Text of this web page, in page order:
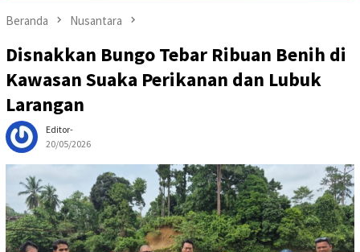
Beranda Nusantara
Disnakkan Bungo Tebar Ribuan Benih di
Kawasan Suaka Perikanan dan Lubuk
Larangan
Editor-
20/05/2026